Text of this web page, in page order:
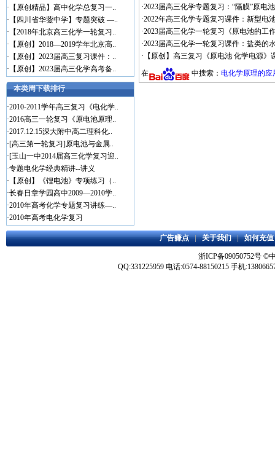
· 【原创精品】高中化学总复习一..
· 【四川省华蓥中学】专题突破 —..
· 【2018年北京高三化学一轮复习..
· 【原创】2018—2019学年北京高..
· 【原创】2023届高三复习课件：..
· 【原创】2023届高三化学高考备..
本类周下载排行
·2010-2011学年高三复习《电化学..
·2016高三一轮复习《原电池原理..
·2017.12.15深大附中高二理科化..
·[高三第一轮复习]原电池与金属..
·[玉山一中2014届高三化学复习迎..
·专题电化学经典精讲--讲义
· 【原创】《锂电池》专项练习（..
·长春日章学园高中2009—2010学..
·2010年高考化学专题复习讲练—..
·2010年高考电化学复习
·2023届高三化学专题复习：“隔膜”原电
·2022年高三化学专题复习课件：新型电
·2023届高三化学一轮复习《原电池的工
·2023届高三化学一轮复习课件：盐类的
· 【原创】高三复习《原电池 化学电源》
在
中搜索： 电化学原理的应
广告赚点|关于我们|如何充值
浙ICP备09050752号 ©
QQ:331225959 电话:0574-88150215 手机